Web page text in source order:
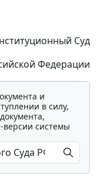
Суд
Федерации
и
в силу,
версии системы